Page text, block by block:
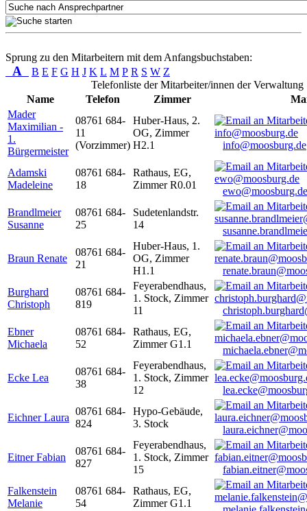
Sprung zu den Mitarbeitern mit dem Anfangsbuchstaben:
A B E F G H J K L M P R S W Z
Telefonliste der Mitarbeiter/innen der Verwaltung
Name
Telefon Zimmer
Mader
Maximilian -
1.
Bürgermeister
08761 684-
11
(Vorzimmer)
Huber-Haus, 2.
OG, Zimmer
H2.1
info@moosburg.de
Adamski
Madeleine
08761 684-
18
Rathaus, EG,
Zimmer R0.01
ewo@moosburg.de
Brandlmeier
Susanne
08761 684-
25
Sudetenlandstr.
14
Braun Renate
08761 684-
21
Huber-Haus, 1.
OG, Zimmer
H1.1
Burghard
Christoph
08761 684-
819
Feyerabendhaus,
1. Stock, Zimmer
11
Ebner
Michaela
08761 684-
52
Rathaus, EG,
Zimmer G1.1
Ecke Lea
08761 684-
38
Feyerabendhaus,
1. Stock, Zimmer
12
Eichner Laura
08761 684-
824
Hypo-Gebäude,
3. Stock
Eitner Fabian
08761 684-
827
Feyerabendhaus,
1. Stock, Zimmer
15
Falkenstein
Melanie
08761 684-
54
Rathaus, EG,
Zimmer G1.1